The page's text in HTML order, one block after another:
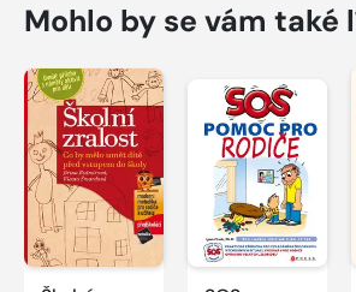
Mohlo by se vám také